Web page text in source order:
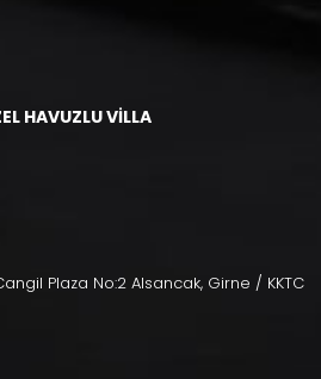
HAVUZLU VİLLA
Plaza No:2 Alsancak, Girne / KKTC